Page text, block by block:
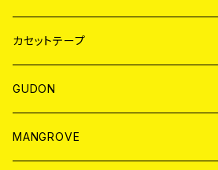
BADGE
JAPAN
WORLD
カセットテープ
JAPAN
WORLD
GUDON
アパレル
MANGROVE